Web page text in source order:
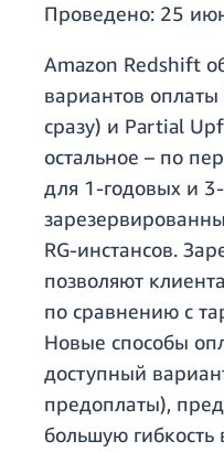
Проведено: 25
Amazon Redshift
вариантов
сразу) и Partial
остальное – по
для 1‑годовых и
RG‑инстансов.
позволяют
по сравнению с
Новые способы
доступный
предоплаты),
большую гибкость